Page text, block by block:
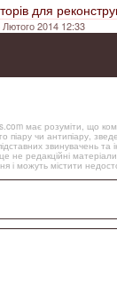
для
Лютого 2014 12:33
має розуміти, що
піару чи антипіару,
звинувачень та
не редакційні
і можуть містити